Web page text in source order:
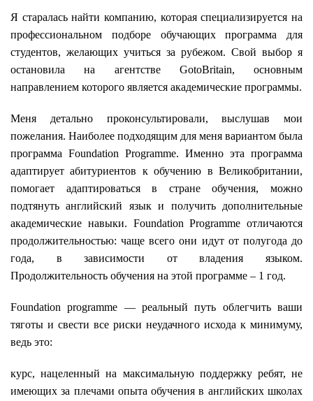
Я старалась найти компанию, которая специализируется на
профессиональном подборе обучающих программа для
студентов, желающих учиться за рубежом. Свой выбор я
остановила на агентстве GotoBritain, основным
направлением которого является академические программы.
Меня детально проконсультировали, выслушав мои
пожелания. Наиболее подходящим для меня вариантом была
программа Foundation Programme. Именно эта программа
адаптирует абитуриентов к обучению в Великобритании,
помогает адаптироваться в стране обучения, можно
подтянутьанглийский язык и получить дополнительные
академические навыки. Foundation Programme отличаются
продолжительностью: чаще всего они идут от полугода до
года, в зависимости от владения языком.
Продолжительность обучения на этой программе – 1 год.
Foundation programme —реальный путь облегчить ваши
тяготы и свести все риски неудачного исхода к минимуму,
ведь это:
курс, нацеленный на максимальную поддержку ребят, не
имеющих за плечами опытаобучения в английских школах